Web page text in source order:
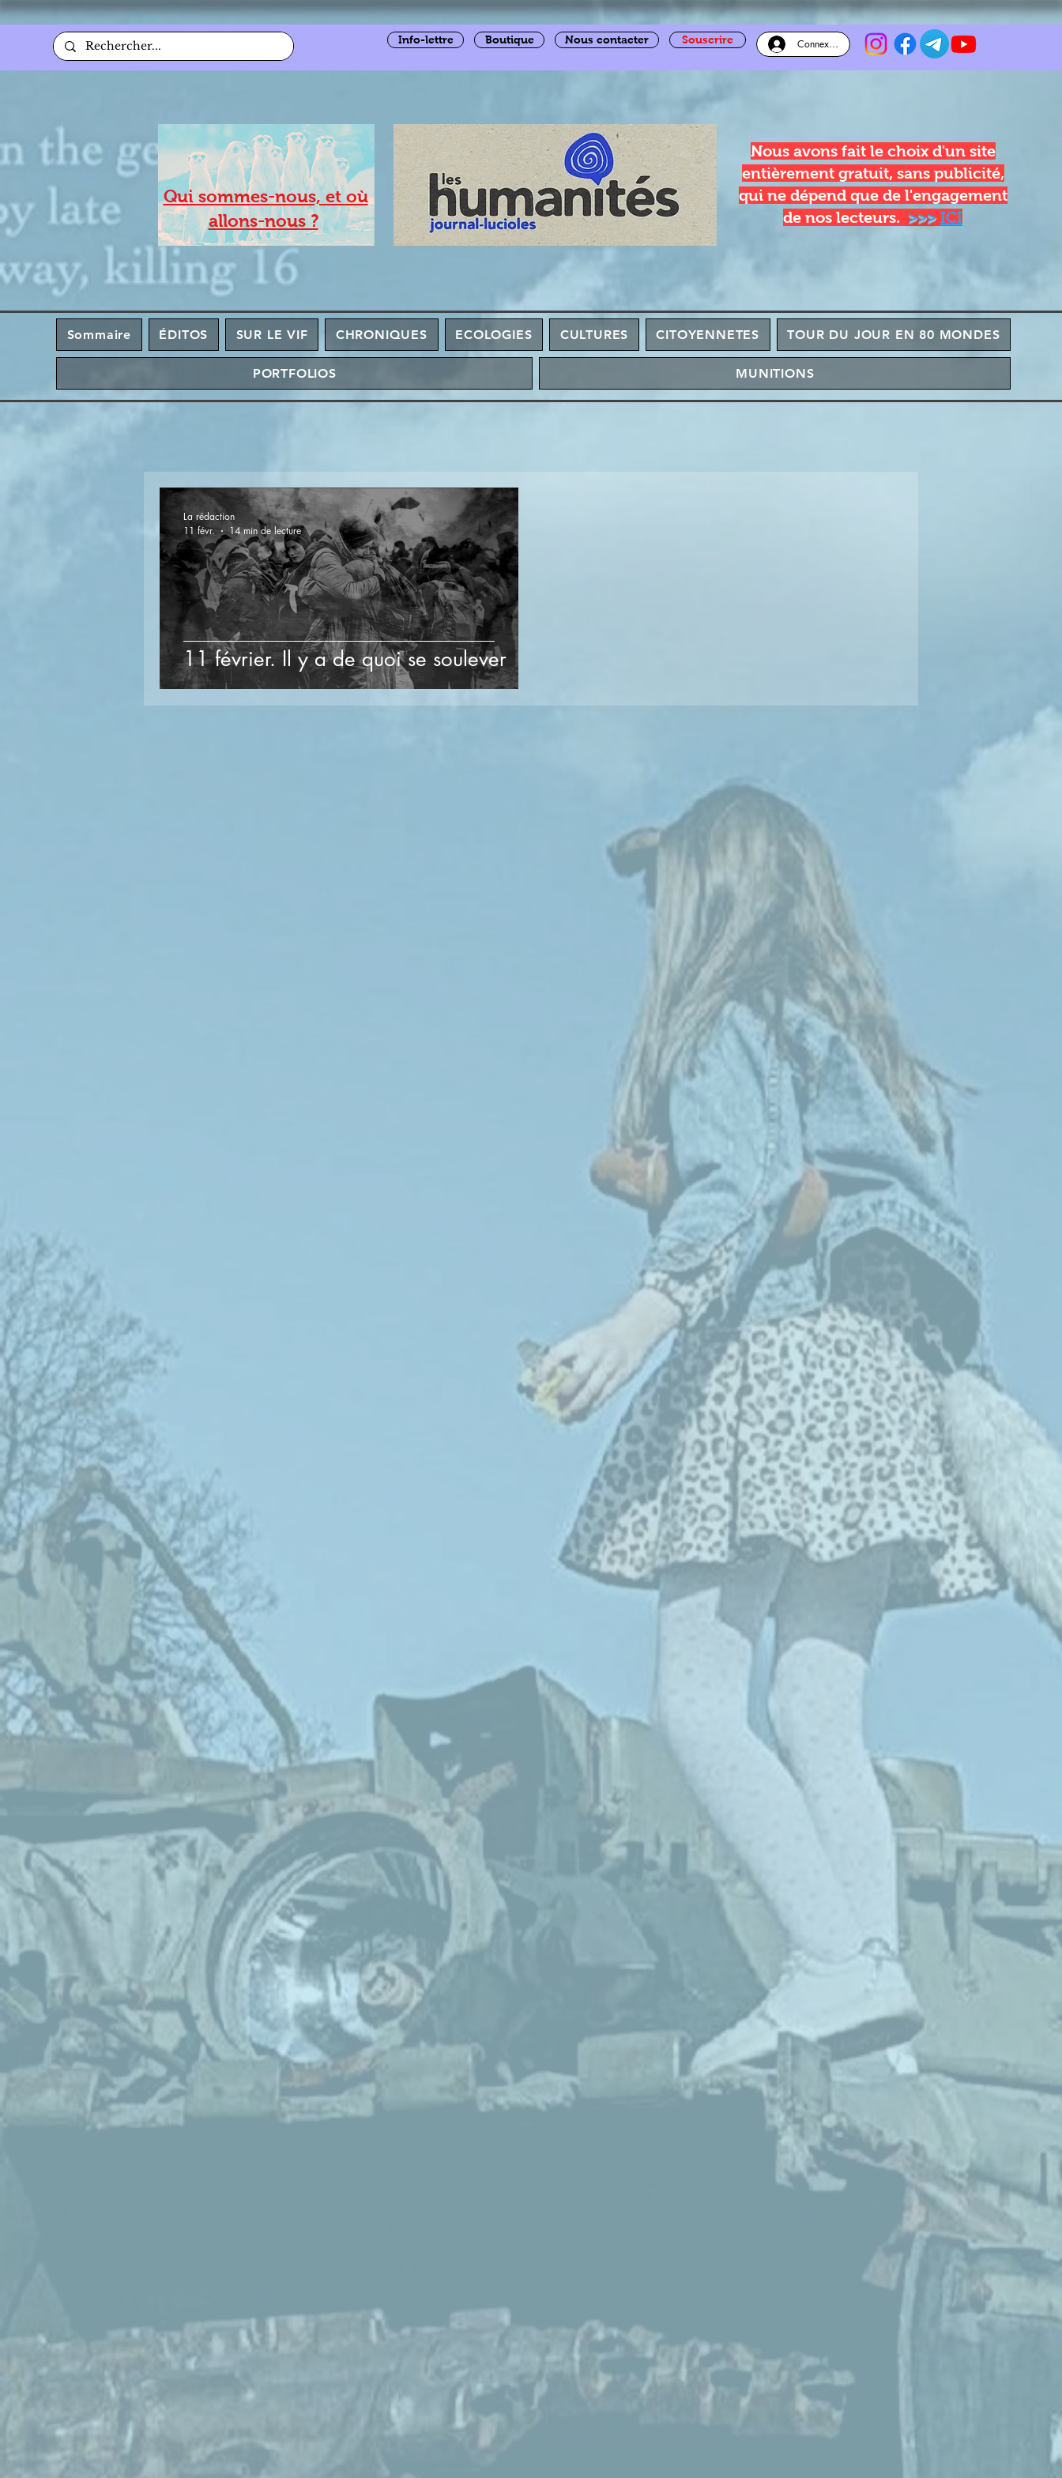
Info-lettre Boutique Nous contacter Souscrire Connexion
Qui sommes-nous, et où
allons-nous ?
Nous avons fait le choix d'un site
entièrement gratuit, sans publicité,
qui ne dépend que de l'engagement
de nos lecteurs. >>> ICI
Sommaire ÉDITOS SUR LE VIF CHRONIQUES ECOLOGIES CULTURES CITOYENNETES TOUR DU JOUR EN 80 MONDES
PORTFOLIOS MUNITIONS
11 février. Il y a de quoi se soulever
La rédaction
11 févr.
14 min de lecture